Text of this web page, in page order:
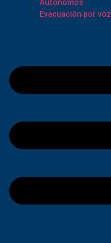
Autónomos
Evacuación por voz